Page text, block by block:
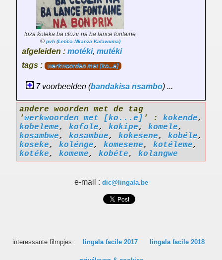
toza koteka ba clozir na ba lance fontaine
© pvh (Letitia Nkanza Kalawuma)
afgeleiden : motéki, mutéki
tags :
werkwoorden met [ko...e]
7 voorbeelden (bandakisa nsambo) ...
andere woorden met de tag
'werkwoorden met [ko...e] ' : kokende,
kobeleme, kofole, kokipe, komele,
kosambwe, kosambue, kokesene, kobéle,
koseke, kolénge, komesene, kotéleme,
kotéke, komeme, kobéte, kolangwe
e-mail : dic@lingala.be
interessante filmpjes : lingala facile 2017 lingala facile 2018